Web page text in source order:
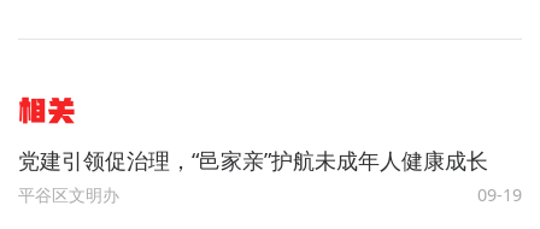
相关
党建引领促治理，“邑家亲”护航未成年人健康成长
平谷区文明办 09-19